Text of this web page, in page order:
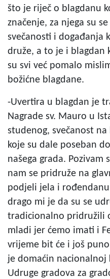
što je riječ o blagdanu
značenje, za njega su
svečanosti i događanja
druže, a to je i blagdan
su svi već pomalo
božićne blagdane.
-Uvertira u blagdan je
Nagrade sv. Mauro u
studenog, svečanost
koje su dale poseban
našega grada. Pozivam
nam se pridruže na
podjeli jela i
drago mi je da su se
tradicionalno pridružili
mladi jer ćemo imati i
vrijeme bit će i još
je domaćin nacionalnoj
Udruge gradova za